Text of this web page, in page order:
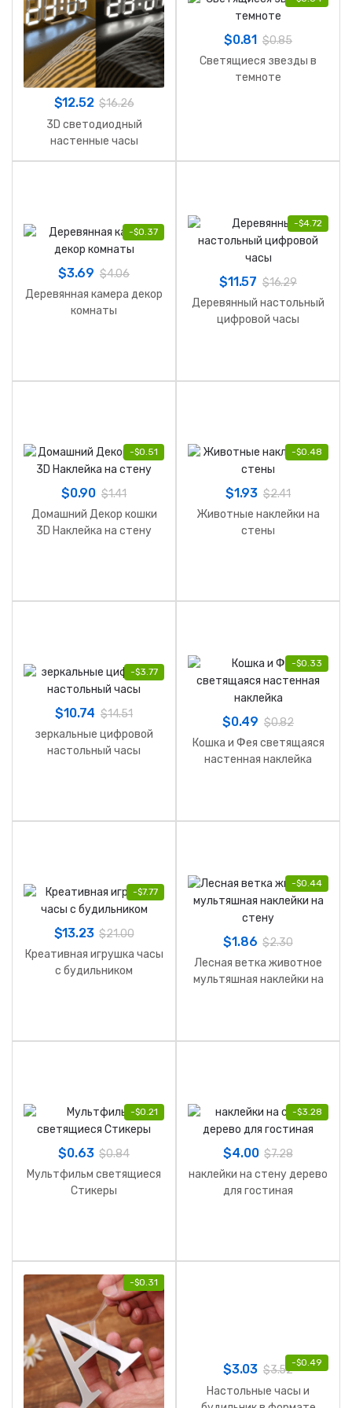
$12.52 $16.26
3D светодиодный
настенные часы
$0.81 $0.85
Cветящиеся звезды в
темноте
-$0.37
$3.69 $4.06
Деревянная камера декор
комнаты
-$4.72
$11.57 $16.29
Деревянный настольный
цифровой часы
-$0.51
$0.90 $1.41
Домашний Декор кошки
3D Наклейка на стену
-$0.48
$1.93 $2.41
Животные наклейки на
стены
-$3.77
$10.74 $14.51
зеркальные цифровой
настольный часы
-$0.33
$0.49 $0.82
Кошка и Фея светящаяся
настенная наклейка
-$7.77
$13.23 $21.00
Креативная игрушка часы
c будильником
-$0.44
$1.86 $2.30
Лесная ветка животное
мультяшная наклейки на
-$0.21
$0.63 $0.84
Мультфильм светящиеся
Стикеры
-$3.28
$4.00 $7.28
наклейки на стену дерево
для гостиная
-$0.31
-$0.49
$3.03 $3.52
Настольные часы и